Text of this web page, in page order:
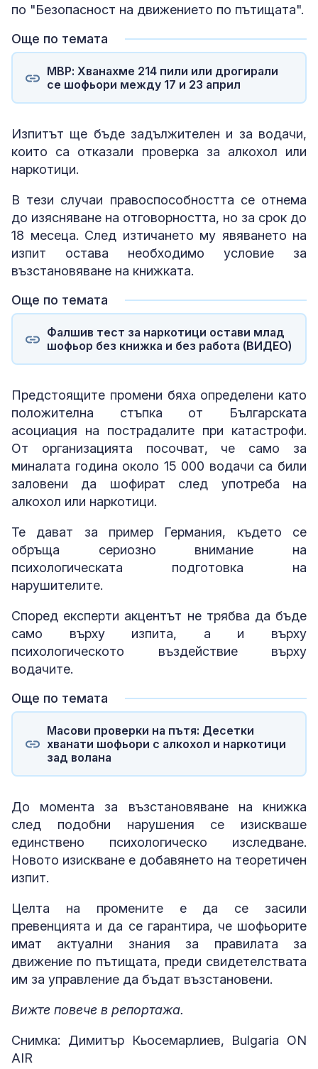
по "Безопасност на движението по пътищата".
Още по темата
МВР: Хванахме 214 пили или дрогирали
се шофьори между 17 и 23 април
Изпитът ще бъде задължителен и за водачи,
които са отказали проверка за алкохол или
наркотици.
В тези случаи правоспособността се отнема
до изясняване на отговорността, но за срок до
18 месеца. След изтичането му явяването на
изпит остава необходимо условие за
възстановяване на книжката.
Още по темата
Фалшив тест за наркотици остави млад
шофьор без книжка и без работа (ВИДЕО)
Предстоящите промени бяха определени като
положителна стъпка от Българската
асоциация на пострадалите при катастрофи.
От организацията посочват, че само за
миналата година около 15 000 водачи са били
заловени да шофират след употреба на
алкохол или наркотици.
Те дават за пример Германия, където се
обръща сериозно внимание на
психологическата подготовка на
нарушителите.
Според експерти акцентът не трябва да бъде
само върху изпита, а и върху
психологическото въздействие върху
водачите.
Още по темата
Масови проверки на пътя: Десетки
хванати шофьори с алкохол и наркотици
зад волана
До момента за възстановяване на книжка
след подобни нарушения се изискваше
единствено психологическо изследване.
Новото изискване е добавянето на теоретичен
изпит.
Целта на промените е да се засили
превенцията и да се гарантира, че шофьорите
имат актуални знания за правилата за
движение по пътищата, преди свидетелствата
им за управление да бъдат възстановени.
Вижте повече в репортажа.
Снимка: Димитър Кьосемарлиев, Bulgaria ON
AIR